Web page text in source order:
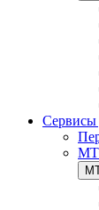
Сервисы